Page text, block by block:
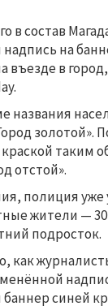
в состав
на
въезде в
названия
золотой».
таким
отстой».
полиция уже
жители —
подросток.
как
синей